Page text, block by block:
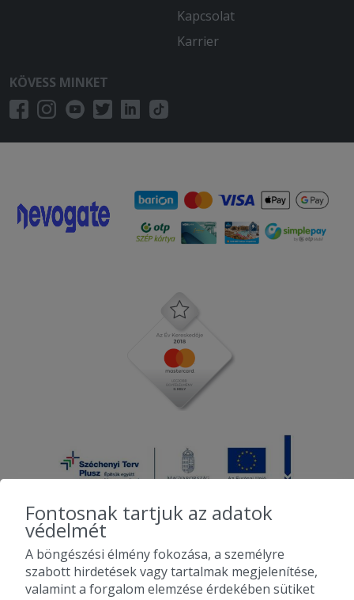
Kapcsolat
Karrier
KÖVESS MINKET
2010-2026 Copyright - Falatozz.hu - Diston-line Kft.
Pizza, gyros, hamburger, menük kedvező áron, egy helyen az összes
Fontosnak tartjuk az adatok
védelmét
A böngészési élmény fokozása, a személyre
szabott hirdetések vagy tartalmak megjelenítése,
valamint a forgalom elemzése érdekében sütiket